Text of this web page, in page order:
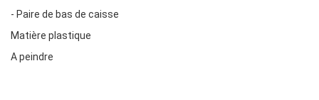
- Paire de bas de caisse
Matière plastique
A peindre